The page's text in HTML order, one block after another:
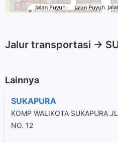
Jalur transportasi ->
Lainnya
SUKAPURA
KOMP WALIKOTA SUKAPURA
NO. 12